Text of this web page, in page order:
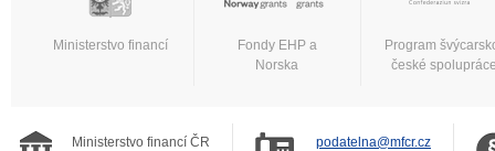
Ministerstvo financí
Fondy EHP a
Norska
Program
české
Ministerstvo financí ČR
podatelna@mfcr.cz